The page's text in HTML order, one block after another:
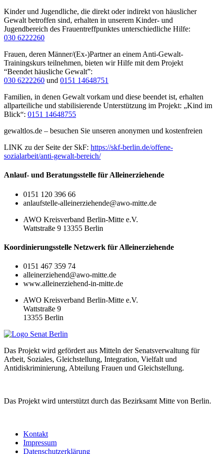
Kinder und Jugendliche, die direkt oder indirekt von häuslicher
Gewalt betroffen sind, erhalten in unserem Kinder- und
Jugendbereich des Frauentreffpunktes unterschiedliche Hilfe:
030 6222260
Frauen, deren Männer/(Ex-)Partner an einem Anti-Gewalt-
Trainingskurs teilnehmen, bieten wir Hilfe mit dem Projekt
“Beendet häusliche Gewalt”:
030 6222260 und 0151 14648751
Familien, in denen Gewalt vorkam und diese beendet ist, erhalten
allparteiliche und stabilisierende Unterstützung im Projekt: „Kind im
Blick“: 0151 14648755
gewaltlos.de – besuchen Sie unseren anonymen und kostenfreien
LINK zu der Seite der SkF: https://skf-berlin.de/offene-
sozialarbeit/anti-gewalt-bereich/
Anlauf- und Beratungsstelle für Alleinerziehende
0151 120 396 66
anlaufstelle-alleinerziehende@awo-mitte.de
AWO Kreisverband Berlin-Mitte e.V.
Wattstraße 9 13355 Berlin
Koordinierungsstelle Netzwerk für Alleinerziehende
0151 467 359 74
alleinerziehend@awo-mitte.de
www.alleinerziehend-in-mitte.de
AWO Kreisverband Berlin-Mitte e.V.
Wattstraße 9
13355 Berlin
Das Projekt wird gefördert aus Mitteln der Senatsverwaltung für
Arbeit, Soziales, Gleichstellung, Integration, Vielfalt und
Antidiskriminierung, Abteilung Frauen und Gleichstellung.
Das Projekt wird unterstützt durch das Bezirksamt Mitte von Berlin.
Kontakt
Impressum
Datenschutzerklärung